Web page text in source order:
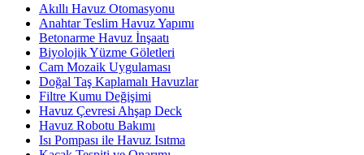
Akıllı Havuz Otomasyonu
Anahtar Teslim Havuz Yapımı
Betonarme Havuz İnşaatı
Biyolojik Yüzme Göletleri
Cam Mozaik Uygulaması
Doğal Taş Kaplamalı Havuzlar
Filtre Kumu Değişimi
Havuz Çevresi Ahşap Deck
Havuz Robotu Bakımı
Isı Pompası ile Havuz Isıtma